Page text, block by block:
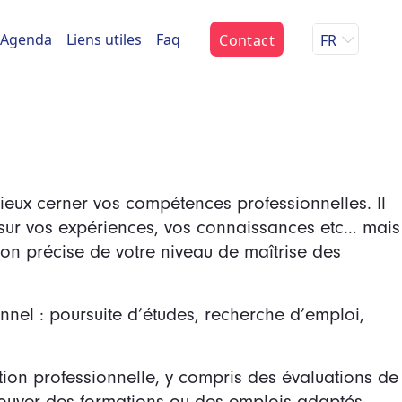
Agenda Liens utiles Faq Contact FR
cerner vos compétences professionnelles. Il
vos expériences, vos connaissances etc… mais
précise de votre niveau de maîtrise des
: poursuite d’études, recherche d’emploi,
professionnelle, y compris des évaluations de